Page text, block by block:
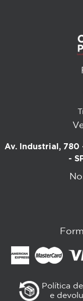
Av. Industrial, 780
-
Política
e